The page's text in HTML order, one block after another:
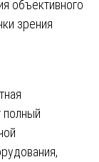
объективного
зрения
полный